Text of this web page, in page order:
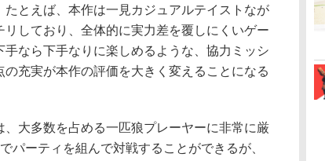
とえば、本作は一見カジュアルテイストなが
しており、全体的に実力差を覆しにくいゲー
なら下手なりに楽しめるような、協力ミッシ
充実が本作の評価を大きく変えることになる
大多数を占める一匹狼プレーヤーに非常に厳
パーティを組んで対戦することができるが、